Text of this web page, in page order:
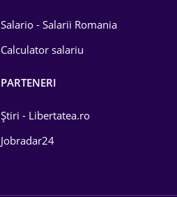
Salario - Salarii Romania
Calculator salariu
PARTENERI
Știri - Libertatea.ro
Jobradar24